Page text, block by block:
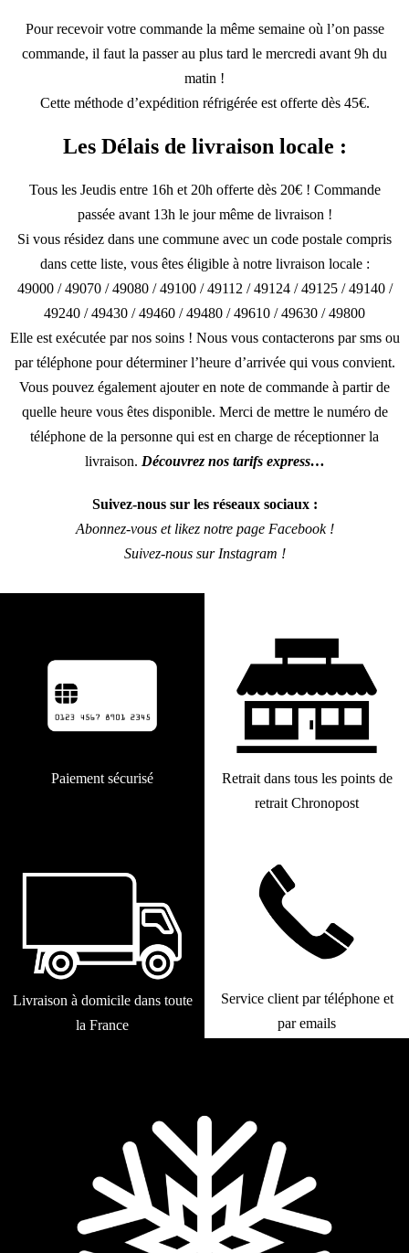
Pour recevoir votre commande la même semaine où l’on passe
commande, il faut la passer au plus tard le mercredi avant 9h du
matin !
Cette méthode d’expédition réfrigérée est offerte dès 45€.
Les Délais de livraison locale :
Tous les Jeudis entre 16h et 20h offerte dès 20€ ! Commande
passée avant 13h le jour même de livraison !
Si vous résidez dans une commune avec un code postale compris
dans cette liste, vous êtes éligible à notre livraison locale :
49000 / 49070 / 49080 / 49100 / 49112 / 49124 / 49125 / 49140 /
49240 / 49430 / 49460 / 49480 / 49610 / 49630 / 49800
Elle est exécutée par nos soins ! Nous vous contacterons par sms ou
par téléphone pour déterminer l’heure d’arrivée qui vous convient.
Vous pouvez également ajouter en note de commande à partir de
quelle heure vous êtes disponible. Merci de mettre le numéro de
téléphone de la personne qui est en charge de réceptionner la
livraison. Découvrez nos tarifs express…
Suivez-nous sur les réseaux sociaux :
Abonnez-vous et likez notre page Facebook !
Suivez-nous sur Instagram !
Paiement sécurisé
Retrait dans tous les points de
retrait Chronopost
Livraison à domicile dans toute
la France
Service client par téléphone et
par emails